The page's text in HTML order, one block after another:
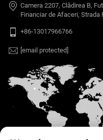
Camera 2207, Clădirea B,
Financiar de Afaceri, Strada
+86-13017966766
[email protected]